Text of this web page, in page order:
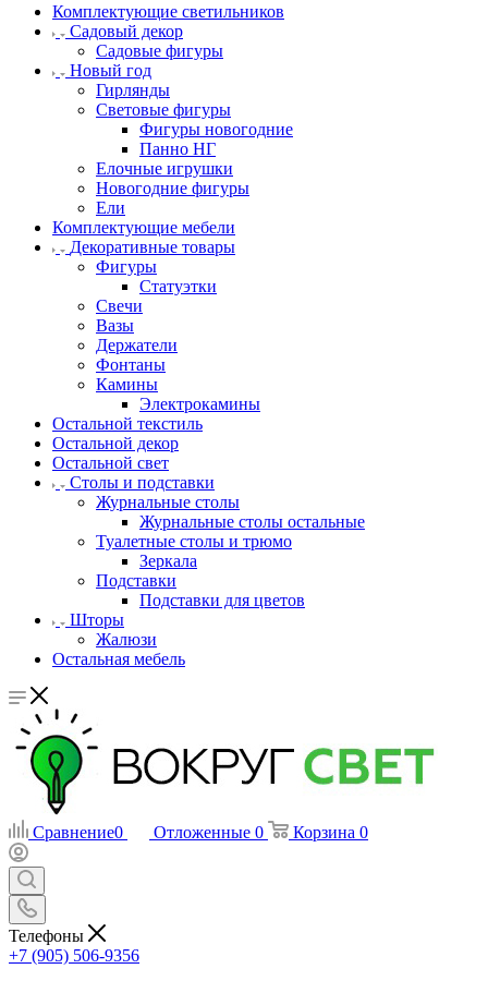
Комплектующие светильников
Садовый декор
Садовые фигуры
Новый год
Гирлянды
Световые фигуры
Фигуры новогодние
Панно НГ
Елочные игрушки
Новогодние фигуры
Ели
Комплектующие мебели
Декоративные товары
Фигуры
Статуэтки
Свечи
Вазы
Держатели
Фонтаны
Камины
Электрокамины
Остальной текстиль
Остальной декор
Остальной свет
Столы и подставки
Журнальные столы
Журнальные столы остальные
Туалетные столы и трюмо
Зеркала
Подставки
Подставки для цветов
Шторы
Жалюзи
Остальная мебель
Сравнение0 Отложенные 0 Корзина 0
Телефоны
+7 (905) 506-9356